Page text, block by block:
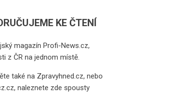
KE ČTENÍ
magazín Profi-News.cz,
z ČR na jednom místě.
také na Zpravyhned.cz, nebo
, naleznete zde spousty